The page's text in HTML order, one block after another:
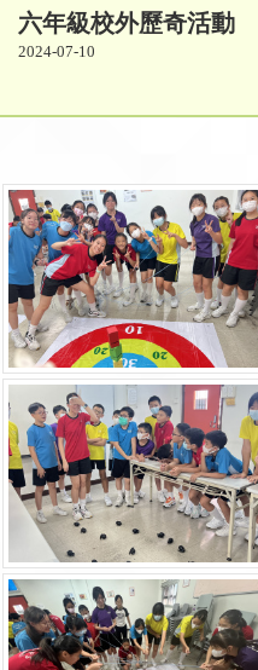
六年級校外歷奇活動
2024-07-10